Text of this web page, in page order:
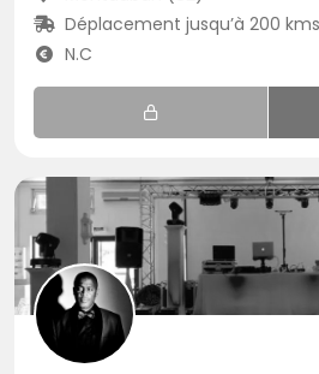
Déplacement jusqu’à 200 kms
N.C